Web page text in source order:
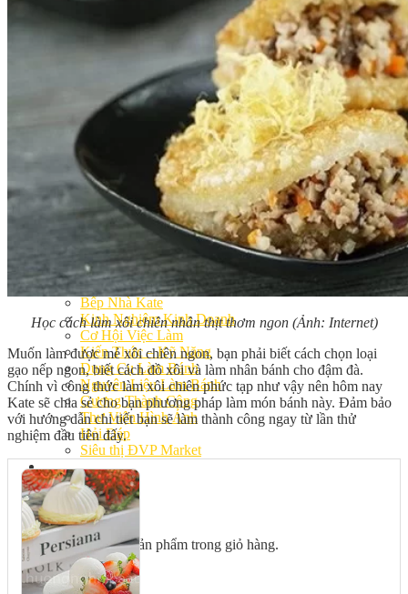
Cách Làm Bánh Việt
Cách Làm Bánh Âu
Cách Làm Bánh Kem
Cách Làm Bánh Mì
Cách Làm Bánh Trung Thu
Cách Làm Bánh Flan
Cách Làm Bánh Bao
Cách Làm Bánh Bông Lan
Cách Làm Bánh Su Kem
Cách làm bánh CupCake
Cách Làm Bánh Pizza
Cách làm bánh chay
Cách Làm Kẹo – Mứt
Tin tức
Tin Tổng Hợp
Hướng Nghiệp Á Âu
Bếp Nhà Kate
Kinh Nghiệm Kinh Doanh
Cơ Hội Việc Làm
Kiến Thức – Kỹ Năng
Dụng Cụ Làm Bánh
Nguyên Liệu Làm Bánh
Gương Thành Công
Thư Viện Hình Ảnh
Hỏi Đáp
Siêu thị ĐVP Market
Việc Làm
Chưa có sản phẩm trong giỏ hàng.
Học cách làm xôi chiên nhân thịt thơm ngon (Ảnh: Internet)
Muốn làm được mẻ xôi chiên ngon, bạn phải biết cách chọn loại
gạo nếp ngon, biết cách đồ xôi và làm nhân bánh cho đậm đà.
Chính vì công thức làm xôi chiên phức tạp như vậy nên hôm nay
Kate sẽ chia sẻ cho bạn phương pháp làm món bánh này. Đảm bảo
với hướng dẫn chi tiết bạn sẽ làm thành công ngay từ lần thử
nghiệm đầu tiên đấy.